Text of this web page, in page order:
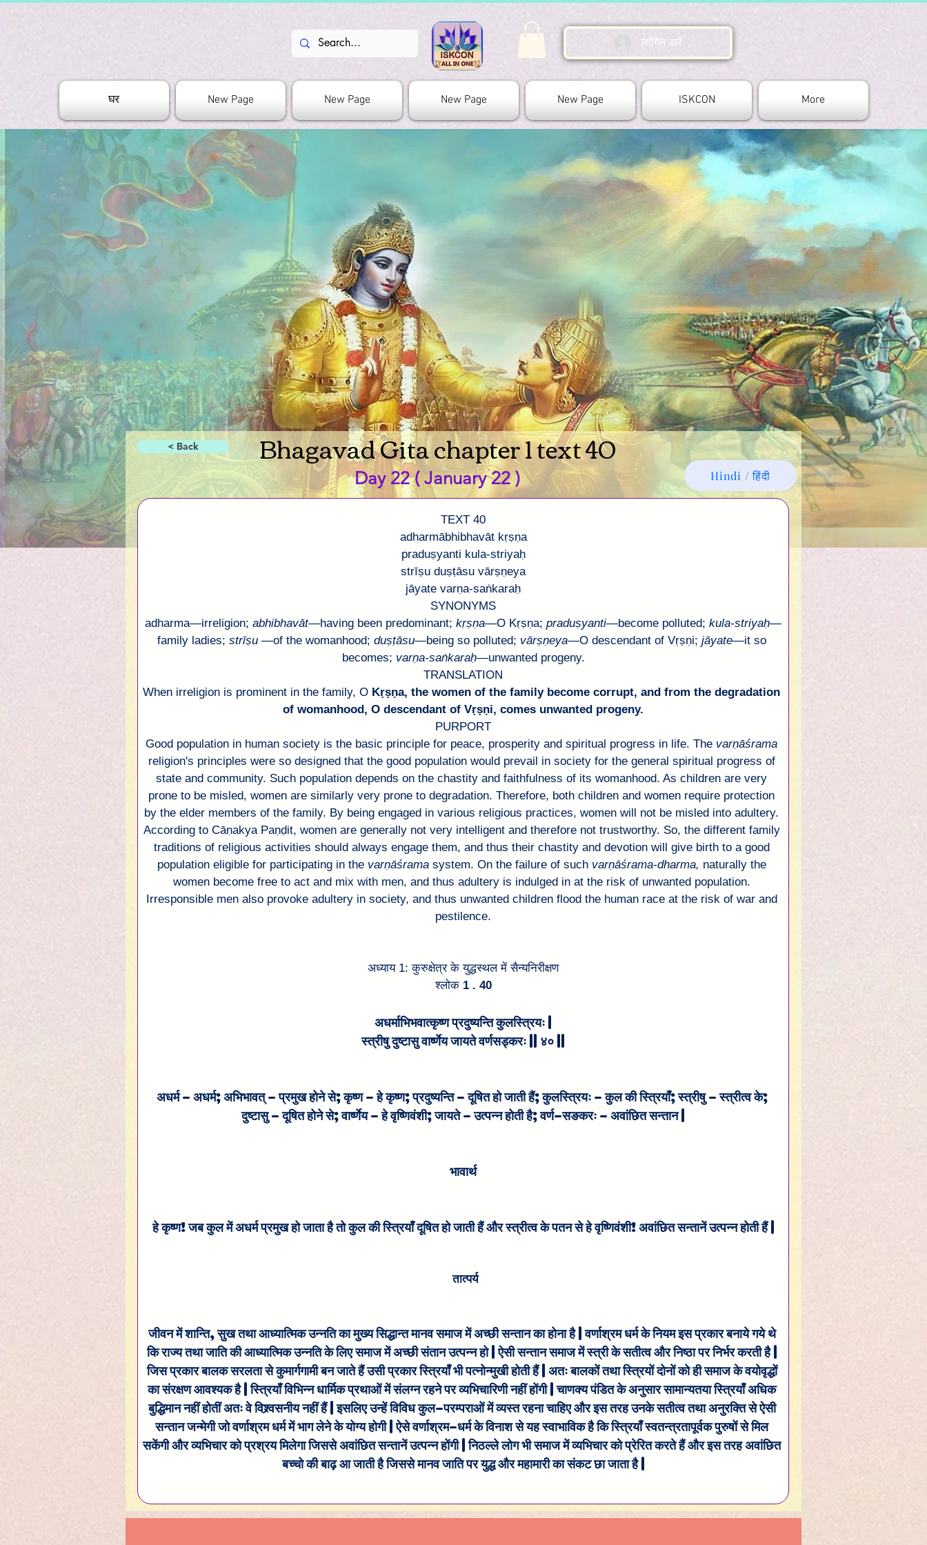
लॉगिन करें
घर New Page New Page New Page New Page ISKCON More
< Back Bhagavad Gita chapter 1 text 40
Day 22 ( January 22 ) Hindi / हिंदी
TEXT 40
adharmābhibhavāt kṛṣṇa
praduṣyanti kula-striyaḥ
strīṣu duṣṭāsu vārṣṇeya
jāyate varṇa-saṅkaraḥ
SYNONYMS
adharma—irreligion; abhibhavāt—having been predominant; kṛṣṇa—O Kṛṣṇa; praduṣyanti—become polluted; kula-striyaḥ—
family ladies; strīṣu —of the womanhood; duṣṭāsu—being so polluted; vārṣṇeya—O descendant of Vṛṣṇi; jāyate—it so
becomes; varṇa-saṅkaraḥ—unwanted progeny.
TRANSLATION
When irreligion is prominent in the family, O Kṛṣṇa, the women of the family become corrupt, and from the degradation
of womanhood, O descendant of Vṛṣṇi, comes unwanted progeny.
PURPORT
Good population in human society is the basic principle for peace, prosperity and spiritual progress in life. The varṇāśrama
religion's principles were so designed that the good population would prevail in society for the general spiritual progress of
state and community. Such population depends on the chastity and faithfulness of its womanhood. As children are very
prone to be misled, women are similarly very prone to degradation. Therefore, both children and women require protection
by the elder members of the family. By being engaged in various religious practices, women will not be misled into adultery.
According to Cāṇakya Paṇḍit, women are generally not very intelligent and therefore not trustworthy. So, the different family
traditions of religious activities should always engage them, and thus their chastity and devotion will give birth to a good
population eligible for participating in the varṇāśrama system. On the failure of such varṇāśrama-dharma, naturally the
women become free to act and mix with men, and thus adultery is indulged in at the risk of unwanted population.
Irresponsible men also provoke adultery in society, and thus unwanted children flood the human race at the risk of war and
pestilence.
अध्याय 1: कुरुक्षेत्र के युद्धस्थल में सैन्यनिरीक्षण
श्लोक 1 . 40
अधर्माभिभवात्कृष्ण प्रदुष्यन्ति कुलस्त्रियः |
स्त्रीषु दुष्टासु वार्ष्णेय जायते वर्णसड्करः || ४० ||
अधर्म – अधर्म; अभिभावत् – प्रमुख होने से; कृष्ण – हे कृष्ण; प्रदुष्यन्ति – दूषित हो जाती हैं; कुलस्त्रियः – कुल की स्त्रियाँ; स्त्रीषु – स्त्रीत्व के;
दुष्टासु – दूषित होने से; वार्ष्णेय – हे वृष्णिवंशी; जायते – उत्पन्न होती है; वर्ण–सङकरः – अवांछित सन्तान |
भावार्थ
हे कृष्ण! जब कुल में अधर्म प्रमुख हो जाता है तो कुल की स्त्रियाँ दूषित हो जाती हैं और स्त्रीत्व के पतन से हे वृष्णिवंशी! अवांछित सन्तानें उत्पन्न होती हैं |
तात्पर्य
जीवन में शान्ति, सुख तथा आध्यात्मिक उन्नति का मुख्य सिद्धान्त मानव समाज में अच्छी सन्तान का होना है | वर्णाश्रम धर्म के नियम इस प्रकार बनाये गये थे
कि राज्य तथा जाति की आध्यात्मिक उन्नति के लिए समाज में अच्छी संतान उत्पन्न हो | ऐसी सन्तान समाज में स्त्री के सतीत्व और निष्ठा पर निर्भर करती है |
जिस प्रकार बालक सरलता से कुमार्गगामी बन जाते हैं उसी प्रकार स्त्रियाँ भी पत्नोन्मुखी होती हैं | अतः बालकों तथा स्त्रियों दोनों को ही समाज के वयोवृद्धों
का संरक्षण आवश्यक है | स्त्रियाँ विभिन्न धार्मिक प्रथाओं में संलग्न रहने पर व्यभिचारिणी नहीं होंगी | चाणक्य पंडित के अनुसार सामान्यतया स्त्रियाँ अधिक
बुद्धिमान नहीं होतीं अतः वे विश्र्वसनीय नहीं हैं | इसलिए उन्हें विविध कुल-परम्पराओं में व्यस्त रहना चाहिए और इस तरह उनके सतीत्व तथा अनुरक्ति से ऐसी
सन्तान जन्मेगी जो वर्णाश्रम धर्म में भाग लेने के योग्य होगी | ऐसे वर्णाश्रम-धर्म के विनाश से यह स्वाभाविक है कि स्त्रियाँ स्वतन्त्रतापूर्वक पुरुषों से मिल
सकेंगी और व्यभिचार को प्रश्रय मिलेगा जिससे अवांछित सन्तानें उत्पन्न होंगी | निठल्ले लोग भी समाज में व्यभिचार को प्रेरित करते हैं और इस तरह अवांछित
बच्चो की बाढ़ आ जाती है जिससे मानव जाति पर युद्ध और महामारी का संकट छा जाता है |